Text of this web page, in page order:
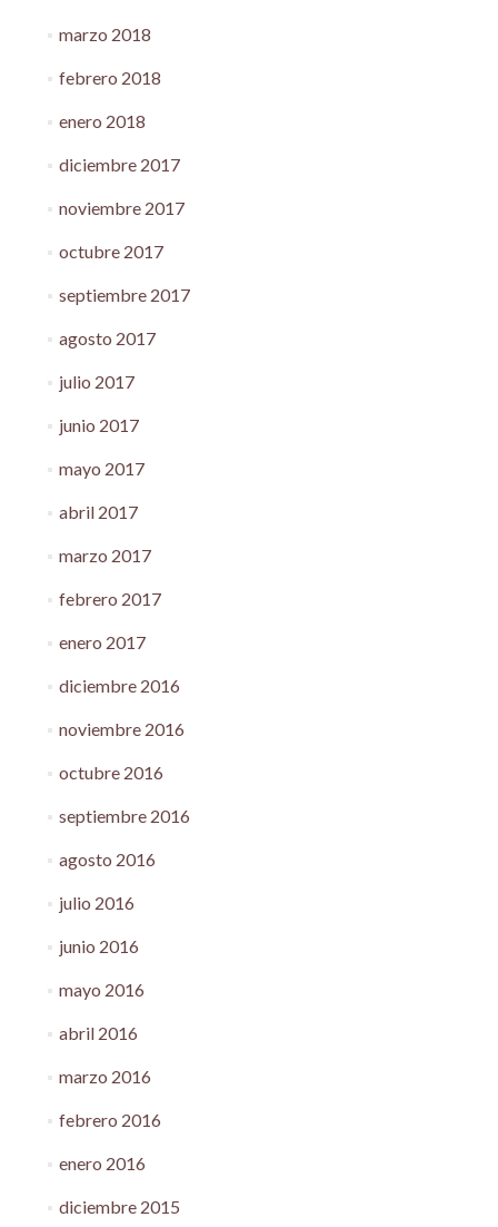
marzo 2018
febrero 2018
enero 2018
diciembre 2017
noviembre 2017
octubre 2017
septiembre 2017
agosto 2017
julio 2017
junio 2017
mayo 2017
abril 2017
marzo 2017
febrero 2017
enero 2017
diciembre 2016
noviembre 2016
octubre 2016
septiembre 2016
agosto 2016
julio 2016
junio 2016
mayo 2016
abril 2016
marzo 2016
febrero 2016
enero 2016
diciembre 2015